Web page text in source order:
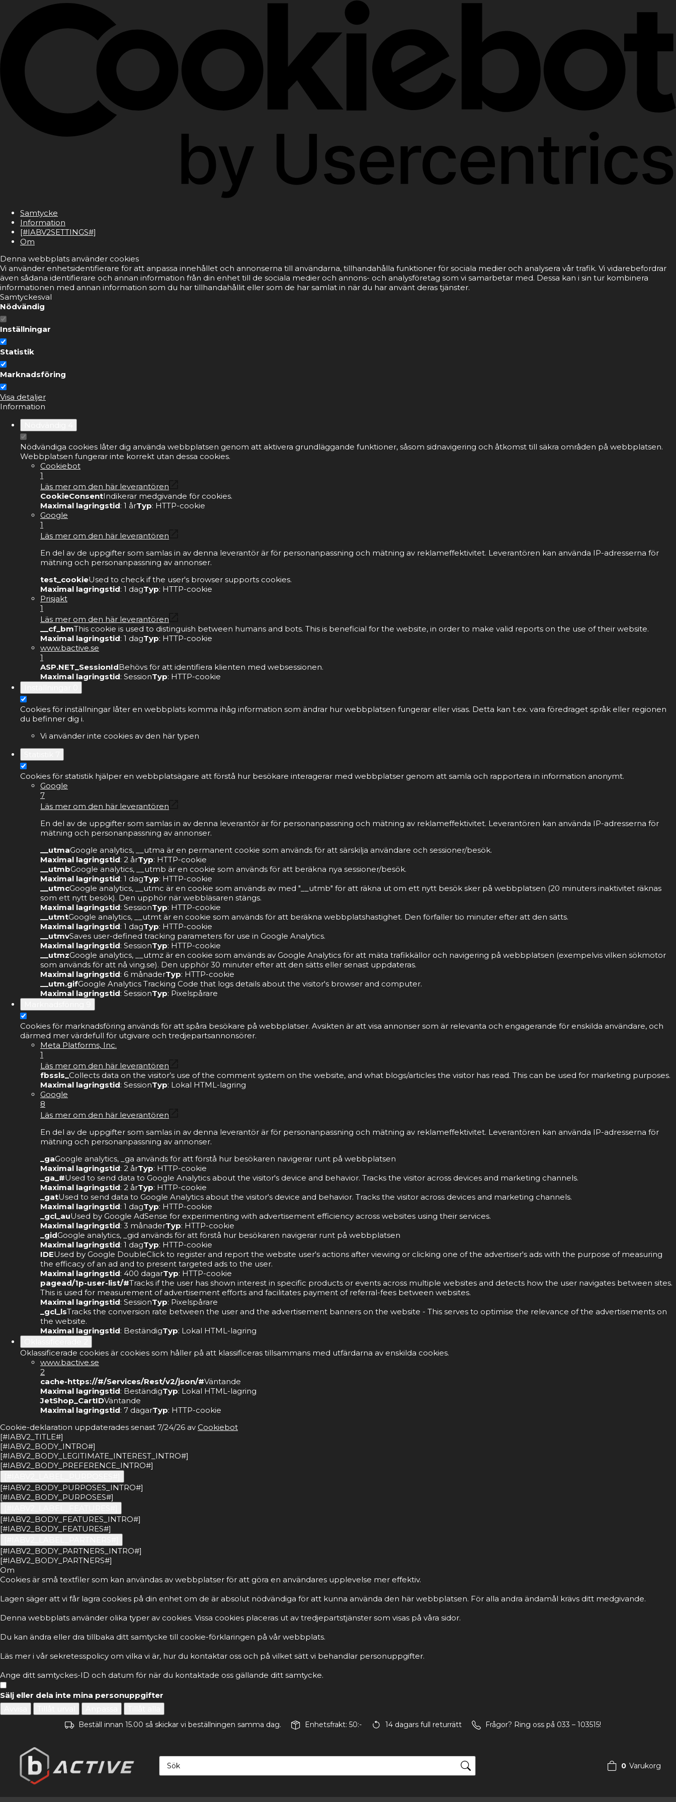
Samtycke
Information
[#IABV2SETTINGS#]
Om
Denna webbplats använder cookies
Vi använder enhetsidentifierare för att anpassa innehållet och annonserna till användarna, tillhandahålla funktioner för sociala medier och analysera vår trafik. Vi vidarebefordrar
även sådana identifierare och annan information från din enhet till de sociala medier och annons- och analysföretag som vi samarbetar med. Dessa kan i sin tur kombinera
informationen med annan information som du har tillhandahållit eller som de har samlat in när du har använt deras tjänster.
Samtyckesval
Nödvändig
Inställningar
Statistik
Marknadsföring
Visa detaljer
Information
Nödvändiga cookies låter dig använda webbplatsen genom att aktivera grundläggande funktioner, såsom sidnavigering och åtkomst till säkra områden på webbplatsen.
Webbplatsen fungerar inte korrekt utan dessa cookies.
Cookiebot
1
Läs mer om den här leverantören
CookieConsentIndikerar medgivande för cookies.
Maximal lagringstid: 1 årTyp: HTTP-cookie
Google
1
Läs mer om den här leverantören
En del av de uppgifter som samlas in av denna leverantör är för personanpassning och mätning av reklameffektivitet. Leverantören kan använda IP-adresserna för
mätning och personanpassning av annonser.
test_cookieUsed to check if the user's browser supports cookies.
Maximal lagringstid: 1 dagTyp: HTTP-cookie
Prisjakt
1
Läs mer om den här leverantören
__cf_bmThis cookie is used to distinguish between humans and bots. This is beneficial for the website, in order to make valid reports on the use of their website.
Maximal lagringstid: 1 dagTyp: HTTP-cookie
www.bactive.se
1
ASP.NET_SessionIdBehövs för att identifiera klienten med websessionen.
Maximal lagringstid: SessionTyp: HTTP-cookie
Cookies för inställningar låter en webbplats komma ihåg information som ändrar hur webbplatsen fungerar eller visas. Detta kan t.ex. vara föredraget språk eller regionen
du befinner dig i.
Vi använder inte cookies av den här typen
Cookies för statistik hjälper en webbplatsägare att förstå hur besökare interagerar med webbplatser genom att samla och rapportera in information anonymt.
Google
7
Läs mer om den här leverantören
En del av de uppgifter som samlas in av denna leverantör är för personanpassning och mätning av reklameffektivitet. Leverantören kan använda IP-adresserna för
mätning och personanpassning av annonser.
__utmaGoogle analytics, __utma är en permanent cookie som används för att särskilja användare och sessioner/besök.
Maximal lagringstid: 2 årTyp: HTTP-cookie
__utmbGoogle analytics, __utmb är en cookie som används för att beräkna nya sessioner/besök.
Maximal lagringstid: 1 dagTyp: HTTP-cookie
__utmcGoogle analytics, __utmc är en cookie som används av med "__utmb" för att räkna ut om ett nytt besök sker på webbplatsen (20 minuters inaktivitet räknas
som ett nytt besök). Den upphör när webbläsaren stängs.
Maximal lagringstid: SessionTyp: HTTP-cookie
__utmtGoogle analytics, __utmt är en cookie som används för att beräkna webbplatshastighet. Den förfaller tio minuter efter att den sätts.
Maximal lagringstid: 1 dagTyp: HTTP-cookie
__utmvSaves user-defined tracking parameters for use in Google Analytics.
Maximal lagringstid: SessionTyp: HTTP-cookie
__utmzGoogle analytics, __utmz är en cookie som används av Google Analytics för att mäta trafikkällor och navigering på webbplatsen (exempelvis vilken sökmotor
som används för att nå ving.se). Den upphör 30 minuter efter att den sätts eller senast uppdateras.
Maximal lagringstid: 6 månaderTyp: HTTP-cookie
__utm.gifGoogle Analytics Tracking Code that logs details about the visitor's browser and computer.
Maximal lagringstid: SessionTyp: Pixelspårare
Cookies för marknadsföring används för att spåra besökare på webbplatser. Avsikten är att visa annonser som är relevanta och engagerande för enskilda användare, och
därmed mer värdefull för utgivare och tredjepartsannonsörer.
Meta Platforms, Inc.
1
Läs mer om den här leverantören
fbssls_Collects data on the visitor’s use of the comment system on the website, and what blogs/articles the visitor has read. This can be used for marketing purposes.
Maximal lagringstid: SessionTyp: Lokal HTML-lagring
Google
8
Läs mer om den här leverantören
En del av de uppgifter som samlas in av denna leverantör är för personanpassning och mätning av reklameffektivitet. Leverantören kan använda IP-adresserna för
mätning och personanpassning av annonser.
_gaGoogle analytics, _ga används för att förstå hur besökaren navigerar runt på webbplatsen
Maximal lagringstid: 2 årTyp: HTTP-cookie
_ga_#Used to send data to Google Analytics about the visitor's device and behavior. Tracks the visitor across devices and marketing channels.
Maximal lagringstid: 2 årTyp: HTTP-cookie
_gatUsed to send data to Google Analytics about the visitor's device and behavior. Tracks the visitor across devices and marketing channels.
Maximal lagringstid: 1 dagTyp: HTTP-cookie
_gcl_auUsed by Google AdSense for experimenting with advertisement efficiency across websites using their services.
Maximal lagringstid: 3 månaderTyp: HTTP-cookie
_gidGoogle analytics, _gid används för att förstå hur besökaren navigerar runt på webbplatsen
Maximal lagringstid: 1 dagTyp: HTTP-cookie
IDEUsed by Google DoubleClick to register and report the website user's actions after viewing or clicking one of the advertiser's ads with the purpose of measuring
the efficacy of an ad and to present targeted ads to the user.
Maximal lagringstid: 400 dagarTyp: HTTP-cookie
pagead/1p-user-list/#Tracks if the user has shown interest in specific products or events across multiple websites and detects how the user navigates between sites.
This is used for measurement of advertisement efforts and facilitates payment of referral-fees between websites.
Maximal lagringstid: SessionTyp: Pixelspårare
_gcl_lsTracks the conversion rate between the user and the advertisement banners on the website - This serves to optimise the relevance of the advertisements on
the website.
Maximal lagringstid: BeständigTyp: Lokal HTML-lagring
Oklassificerade cookies är cookies som håller på att klassificeras tillsammans med utfärdarna av enskilda cookies.
www.bactive.se
2
cache-https://#/Services/Rest/v2/json/#Väntande
Maximal lagringstid: BeständigTyp: Lokal HTML-lagring
JetShop_CartIDVäntande
Maximal lagringstid: 7 dagarTyp: HTTP-cookie
Cookie-deklaration uppdaterades senast 7/24/26 av Cookiebot
[#IABV2_TITLE#]
[#IABV2_BODY_INTRO#]
[#IABV2_BODY_LEGITIMATE_INTEREST_INTRO#]
[#IABV2_BODY_PREFERENCE_INTRO#]
[#IABV2_BODY_PURPOSES_INTRO#]
[#IABV2_BODY_PURPOSES#]
[#IABV2_BODY_FEATURES_INTRO#]
[#IABV2_BODY_FEATURES#]
[#IABV2_BODY_PARTNERS_INTRO#]
[#IABV2_BODY_PARTNERS#]
Om
Cookies är små textfiler som kan användas av webbplatser för att göra en användares upplevelse mer effektiv.
Lagen säger att vi får lagra cookies på din enhet om de är absolut nödvändiga för att kunna använda den här webbplatsen. För alla andra ändamål krävs ditt medgivande.
Denna webbplats använder olika typer av cookies. Vissa cookies placeras ut av tredjepartstjänster som visas på våra sidor.
Du kan ändra eller dra tillbaka ditt samtycke till cookie-förklaringen på vår webbplats.
Läs mer i vår sekretesspolicy om vilka vi är, hur du kontaktar oss och på vilket sätt vi behandlar personuppgifter.
Ange ditt samtyckes-ID och datum för när du kontaktade oss gällande ditt samtycke.
Sälj eller dela inte mina personuppgifter
Beställ innan 15.00 så skickar vi beställningen samma dag. Enhetsfrakt: 50:- 14 dagars full returrätt Frågor? Ring oss på 033 – 103515!
0 Varukorg